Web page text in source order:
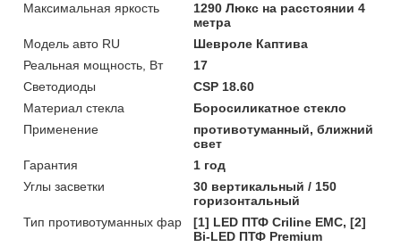
Максимальная яркость
1290 Люкс на расстоянии 4
метра
Модель авто RU
Шевроле Каптива
Реальная мощность, Вт
17
Светодиоды
CSP 18.60
Материал стекла
Боросиликатное стекло
Применение
противотуманный, ближний
свет
Гарантия
1 год
Углы засветки
30 вертикальный / 150
горизонтальный
Тип противотуманных фар
[1] LED ПТФ Crilinе EMC, [2]
Bi-LED ПТФ Premium